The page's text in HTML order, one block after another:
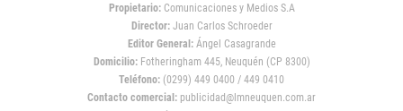
Propietario:Comunicaciones y Medios S.A
Director: Juan Carlos Schroeder
Editor General:Ángel Casagrande
Domicilio:Fotheringham 445, Neuquén (CP 8300)
Teléfono: (0299) 449 0400 / 449 0410
Contacto comercial: publicidad@lmneuquen.com.ar